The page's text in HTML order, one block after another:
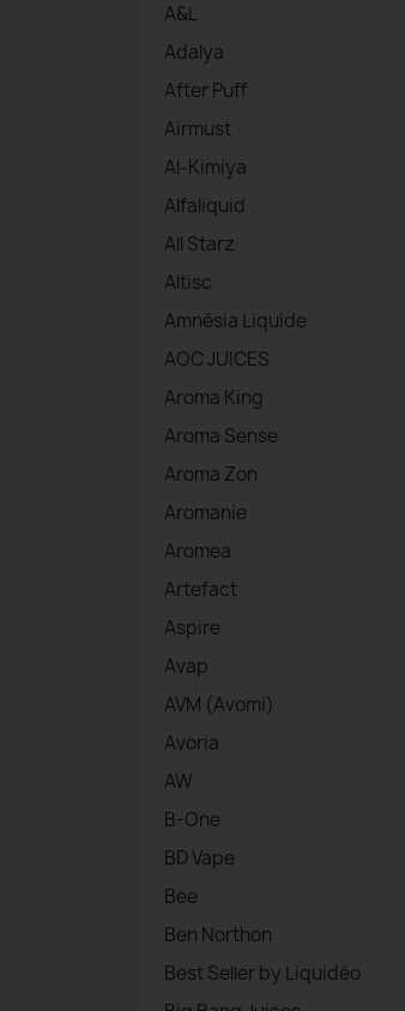
A&L
Adalya
After Puff
Airmust
Al-Kimiya
Alfaliquid
All Starz
Altisc
Amnésia Liquide
AOC JUICES
Aroma King
Aroma Sense
Aroma Zon
Aromanie
Aromea
Artefact
Aspire
Avap
AVM (Avomi)
Avoria
AW
B-One
BD Vape
Bee
Ben Northon
Best Seller by Liquidéo